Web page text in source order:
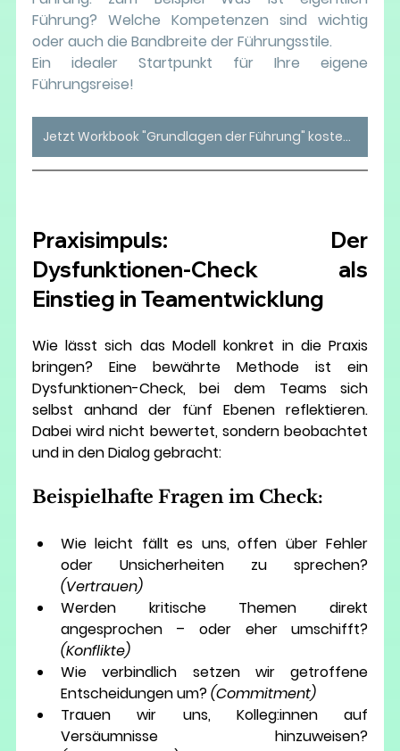
Führung? Welche Kompetenzen sind wichtig
oder auch die Bandbreite der Führungsstile.
Ein idealer Startpunkt für Ihre eigene
Führungsreise!
Jetzt Workbook "Grundlagen der Führung" kostenlos downloaden!
Praxisimpuls: Der
Dysfunktionen-Check als
Einstieg in Teamentwicklung
Wie lässt sich das Modell konkret in die Praxis
Dysfunktionen-Check, bei dem Teams sich
selbst anhand der fünf Ebenen reflektieren.
Dabei wird nicht bewertet, sondern beobachtet
und in den Dialog gebracht:
Beispielhafte Fragen im Check:
Wie leicht fällt es uns, offen über Fehler
(Vertrauen)
Werden kritische Themen direkt
(Konflikte)
Wie verbindlich setzen wir getroffene
Entscheidungen um? (Commitment)
Trauen wir uns, Kolleg:innen auf